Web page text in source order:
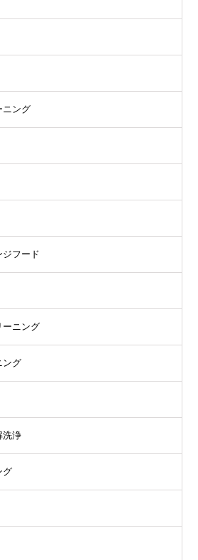
ング
フード
ーニング
ング
浄
グ